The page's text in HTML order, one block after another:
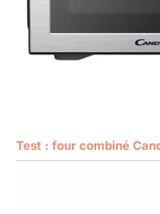
Test : four combiné